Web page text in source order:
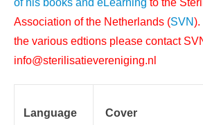
of his books and eLearning to the
Association of the Netherlands (SVN).
the various edtions please contact
info@sterilisatievereniging.nl
Language Cover